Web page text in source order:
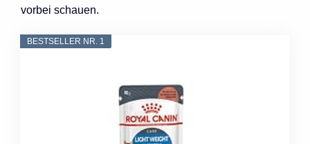
vorbei schauen.
BESTSELLER NR. 1